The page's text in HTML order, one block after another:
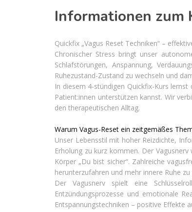
Informationen zum
Quickfix „Vagus Reset Techniken“ –
Chronischer Stress bringt unser
Schlafstörungen, Anspannung,
Ruhezustand-Zustand zu wechseln und
In diesem 4‑stündigen Quickfix-Kurs
Patient:innen unterstützen kannst. Wir
den therapeutischen Alltag.
Warum Vagus-Reset ein zeitgemäßes
Unser Lebensstil mit hoher Reizdichte,
Erholung zu kurz kommen. Der
Körper „Du bist sicher“. Zahlreiche
herunterzufahren und mehr innere Ruhe
Der Vagusnerv spielt eine
Entzündungsprozesse und emotionale
Entspannungstechniken – positive Effekte